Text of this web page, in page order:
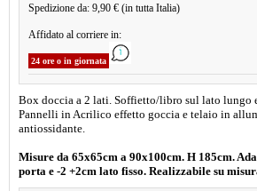
Spedizione da: 9,90 € (in tutta Italia)
Affidato al corriere in:
24 ore o in giornata
Box doccia a 2 lati. Soffietto/libro sul lato lungo
Pannelli in Acrilico effetto goccia e telaio in
antiossidante.
Misure da 65x65cm a 90x100cm. H 185cm.
porta e -2 +2cm lato fisso. Realizzabile su